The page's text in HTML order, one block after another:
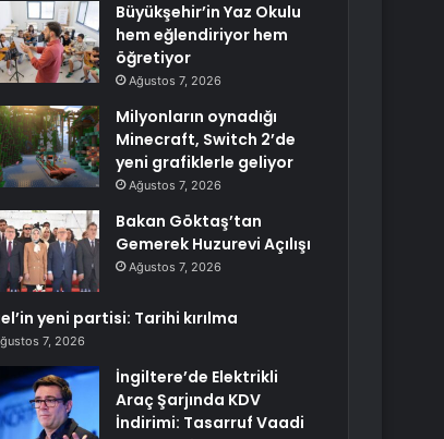
Büyükşehir’in Yaz Okulu
hem eğlendiriyor hem
öğretiyor
Ağustos 7, 2026
Milyonların oynadığı
Minecraft, Switch 2’de
yeni grafiklerle geliyor
Ağustos 7, 2026
Bakan Göktaş’tan
Gemerek Huzurevi Açılışı
Ağustos 7, 2026
yeni partisi: Tarihi kırılma
7, 2026
İngiltere’de Elektrikli
Araç Şarjında KDV
İndirimi: Tasarruf Vaadi